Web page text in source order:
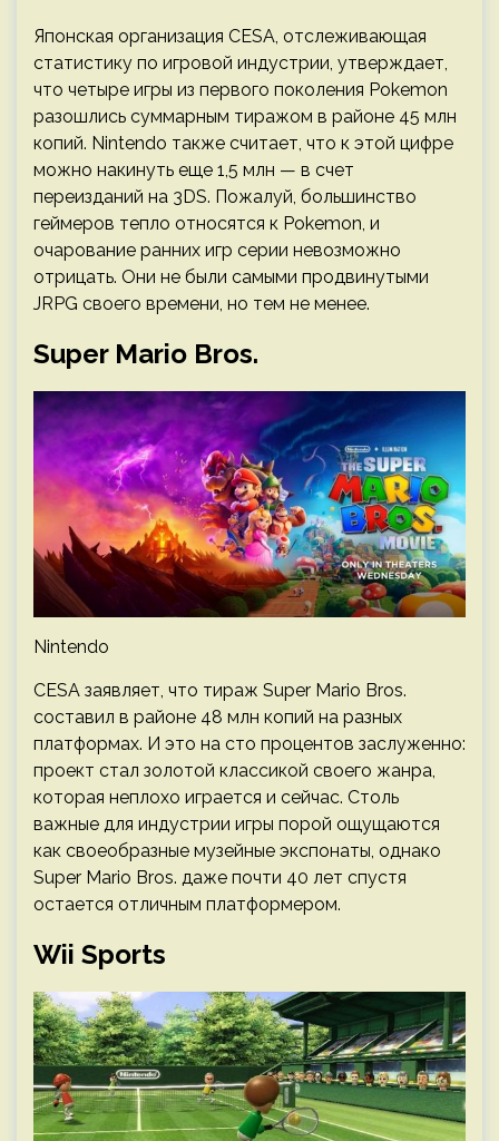
Японская организация CESA, отслеживающая
статистику по игровой индустрии, утверждает,
что четыре игры из первого поколения Pokemon
разошлись суммарным тиражом в районе 45 млн
копий. Nintendo также считает, что к этой цифре
можно накинуть еще 1,5 млн — в счет
переизданий на 3DS. Пожалуй, большинство
геймеров тепло относятся к Pokemon, и
очарование ранних игр серии невозможно
отрицать. Они не были самыми продвинутыми
JRPG своего времени, но тем не менее.
Super Mario Bros.
Nintendo
CESA заявляет, что тираж Super Mario Bros.
составил в районе 48 млн копий на разных
платформах. И это на сто процентов заслуженно:
проект стал золотой классикой своего жанра,
которая неплохо играется и сейчас. Столь
важные для индустрии игры порой ощущаются
как своеобразные музейные экспонаты, однако
Super Mario Bros. даже почти 40 лет спустя
остается отличным платформером.
Wii Sports